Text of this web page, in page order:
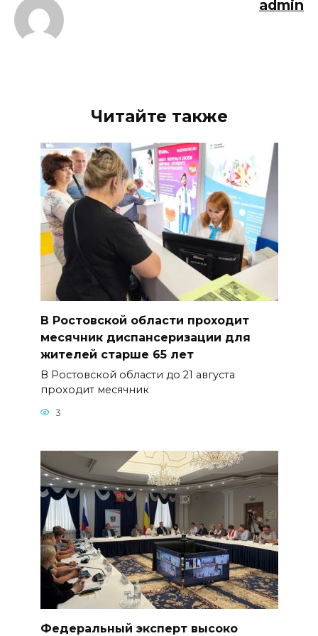
admin
Читайте также
В Ростовской области проходит
месячник диспансеризации для
жителей старше 65 лет
В Ростовской области до 21 августа
проходит месячник
3
Федеральный эксперт высоко